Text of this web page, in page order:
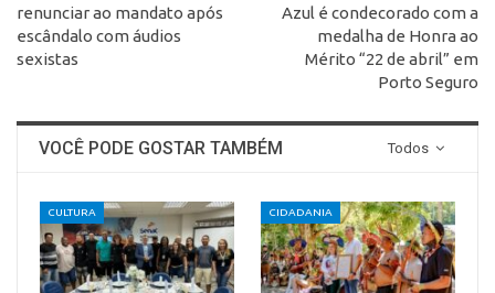
renunciar ao mandato após
escândalo com áudios
sexistas
Azul é condecorado com a
medalha de Honra ao
Mérito “22 de abril” em
Porto Seguro
Todos
VOCÊ PODE GOSTAR TAMBÉM
CULTURA CIDADANIA